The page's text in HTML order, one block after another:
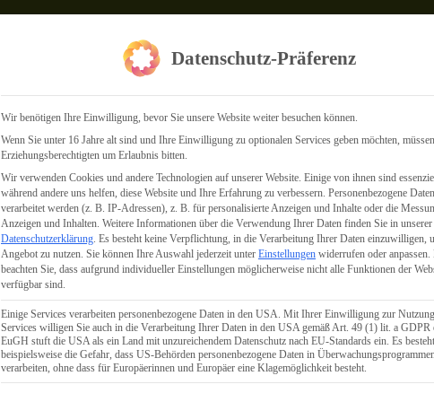
Datenschutz-Präferenz
Wir benötigen Ihre Einwilligung, bevor Sie unsere Website weiter besuchen können.
Wenn Sie unter 16 Jahre alt sind und Ihre Einwilligung zu optionalen Services geben möchten,
Erziehungsberechtigten um Erlaubnis bitten.
Wir verwenden Cookies und andere Technologien auf unserer Website. Einige von ihnen sind
während andere uns helfen, diese Website und Ihre Erfahrung zu verbessern. Personenbezogene
verarbeitet werden (z. B. IP-Adressen), z. B. für personalisierte Anzeigen und Inhalte oder die
Anzeigen und Inhalten. Weitere Informationen über die Verwendung Ihrer Daten finden Sie in unserer
Datenschutzerklärung. Es besteht keine Verpflichtung, in die Verarbeitung Ihrer Daten einzuwilligen,
Angebot zu nutzen. Sie können Ihre Auswahl jederzeit unter Einstellungen widerrufen oder anpassen.
beachten Sie, dass aufgrund individueller Einstellungen möglicherweise nicht alle Funktionen der
verfügbar sind.
Einige Services verarbeiten personenbezogene Daten in den USA. Mit Ihrer Einwilligung zur
Services willigen Sie auch in die Verarbeitung Ihrer Daten in den USA gemäß Art. 49 (1) lit. a GDPR
EuGH stuft die USA als ein Land mit unzureichendem Datenschutz nach EU-Standards ein. Es besteht
beispielsweise die Gefahr, dass US-Behörden personenbezogene Daten in
verarbeiten, ohne dass für Europäerinnen und Europäer eine Klagemöglichkeit besteht.